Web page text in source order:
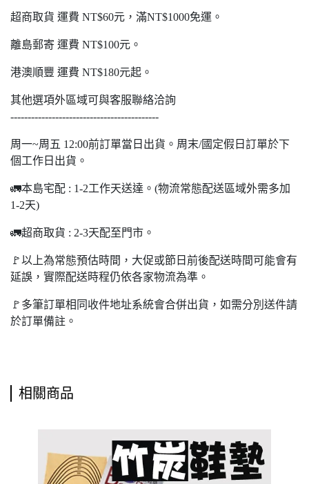
超商取貨 運費 NT$60元，滿NT$1000免運。
離島郵寄 運費 NT$100元。
港澳順豐 運費 NT$180元起。
其他選項外區域可與客服聯絡洽詢
-------------------------------------------
周一~周五 12:00前訂單當日出貨。周末/國定假日訂單於下
個工作日出貨。
🚛本島宅配 : 1-2工作天送達。(物流常態配送區域外需多加
1-2天)
🚛超商取貨 : 2-3天配至門市。
🚩以上為常態預估時間，大促或節日前後配送時間可能會有
延誤，實際配送時程仍依各家物流為準。
🚩多筆訂單相同收件地址系統會合併出貨，如需分別送件請
於訂單備註。
相關商品